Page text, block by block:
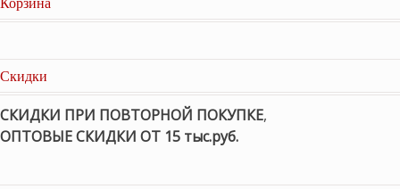
Скидки
СКИДКИ ПРИ ПОВТОРНОЙ ПОКУПКЕ,
ОПТОВЫЕ СКИДКИ ОТ 15 тыс.руб.